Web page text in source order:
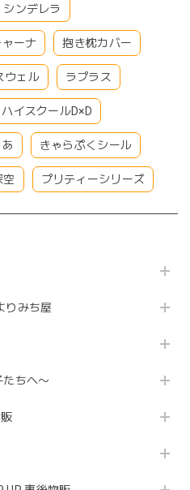
シンデレラ
ーナ 抱き枕カバー
ウェル ラプラス
ハイスクールD×D
きゃらぷくシール
空 プリティーシリーズ
りみち屋
たちへ〜
販